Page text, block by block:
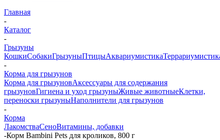
Главная
-
Каталог
-
Грызуны
КошкиСобакиГрызуныПтицыАквариумистика
-
Корма для грызунов
Корма для грызуновАксессуары для содержания
грызуновГигиена и уход грызуныЖивые животныеКлетки,
переноски грызуныНаполнители для грызунов
-
Корма
ЛакомстваСеноВитамины, добавки
-Корм Bambini Pets для кроликов, 800 г